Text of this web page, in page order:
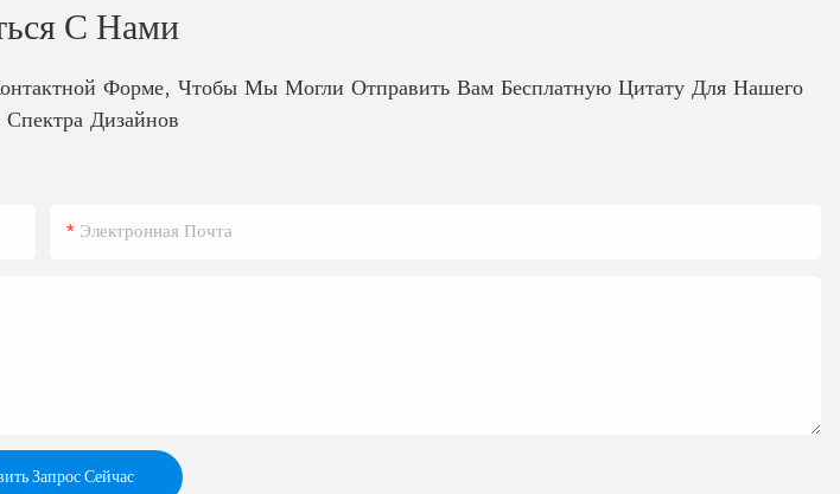
С Нами
Форме, Чтобы Мы Могли Отправить Вам Бесплатную Цитату Для Нашего
Дизайнов
Электронная Почта
Запрос Сейчас